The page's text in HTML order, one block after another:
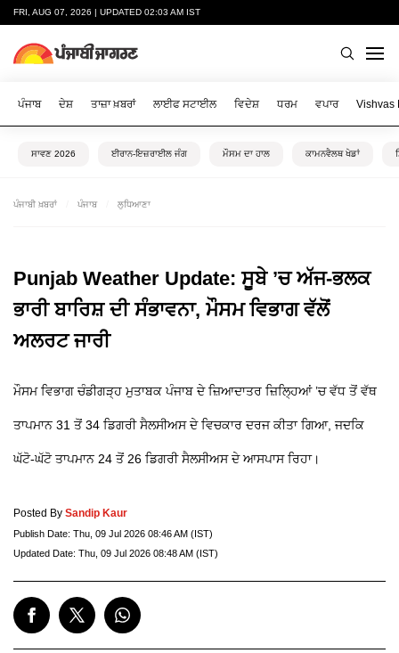
FRI, AUG 07, 2026 | UPDATED 02:03 AM IST
ਪੰਜਾਬ ਦੇਸ਼ ਤਾਜ਼ਾ ਖ਼ਬਰਾਂ ਲਾਈਫ ਸਟਾਈਲ ਵਿਦੇਸ਼ ਧਰਮ ਵਪਾਰ Vishvas
ਸਾਵਣ 2026 ਈਰਾਨ-ਇਜ਼ਰਾਈਲ ਜੰਗ ਮੌਸਮ ਦਾ ਹਾਲ ਕਾਮਨਵੈਲਥ ਖੇਡਾਂ
ਪੰਜਾਬੀ ਖ਼ਬਰਾਂ ਪੰਜਾਬ ਲੁਧਿਆਣਾ
Punjab Weather Update: ਸੂਬੇ ’ਚ ਅੱਜ-ਭਲਕ
ਭਾਰੀ ਬਾਰਿਸ਼ ਦੀ ਸੰਭਾਵਨਾ, ਮੌਸਮ ਵਿਭਾਗ ਵੱਲੋਂ
ਅਲਰਟ ਜਾਰੀ
ਮੌਸਮ ਵਿਭਾਗ ਚੰਡੀਗੜ੍ਹ ਮੁਤਾਬਕ ਪੰਜਾਬ ਦੇ ਜ਼ਿਆਦਾਤਰ ਜ਼ਿਲ੍ਹਿਆਂ ’ਚ ਵੱਧ ਤੋਂ ਵੱਥ
ਤਾਪਮਾਨ 31 ਤੋਂ 34 ਡਿਗਰੀ ਸੈਲਸੀਅਸ ਦੇ ਵਿਚਕਾਰ ਦਰਜ ਕੀਤਾ ਗਿਆ, ਜਦਕਿ
ਘੱਟੋ-ਘੱਟੋ ਤਾਪਮਾਨ 24 ਤੋਂ 26 ਡਿਗਰੀ ਸੈਲਸੀਅਸ ਦੇ ਆਸਪਾਸ ਰਿਹਾ।
Posted By Sandip Kaur
Publish Date: Thu, 09 Jul 2026 08:46 AM (IST)
Updated Date: Thu, 09 Jul 2026 08:48 AM (IST)